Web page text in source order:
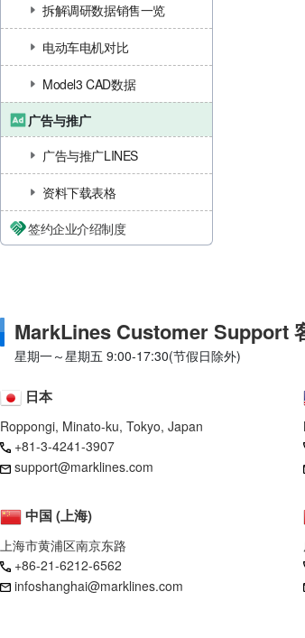
拆解调研数据销售一览
电动车电机对比
Model3 CAD数据
广告与推广
广告与推广LINES
资料下载表格
签约企业介绍制度
MarkLines Customer Support
星期一～星期五 9:00-17:30(节假日除外)
日本
Roppongi, Minato-ku, Tokyo, Japan
+81-3-4241-3907
support@marklines.com
中国 (上海)
上海市黄浦区南京东路
+86-21-6212-6562
infoshanghai@marklines.com